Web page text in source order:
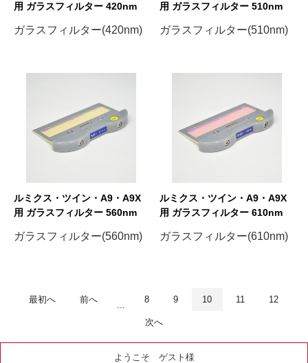
ようこそ ゲスト様
用 ガラスフィルター 420nm
ガラスフィルター(420nm)
用 ガラスフィルター 510nm
ガラスフィルター(510nm)
ルミクス・ツイン・A9・A9X
用 ガラスフィルター 560nm
ガラスフィルター(560nm)
ルミクス・ツイン・A9・A9X
用 ガラスフィルター 610nm
ガラスフィルター(610nm)
最初へ 前へ 8 9 10 11 12
次へ